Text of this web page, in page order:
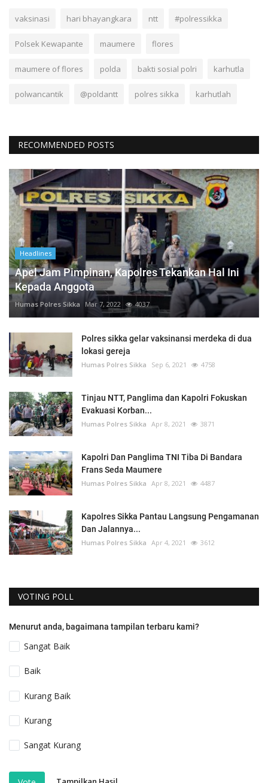
vaksinasi hari bhayangkara ntt #polressikka
Polsek Kewapante maumere flores
maumere of flores polda bakti sosial polri karhutla
polwancantik @poldantt polres sikka karhutlah
RECOMMENDED POSTS
Headlines
Apel Jam Pimpinan, Kapolres Tekankan Hal Ini
Kepada Anggota
Humas Polres Sikka Mar 7, 2022 4037
Polres sikka gelar vaksinansi merdeka di dua
lokasi gereja
Humas Polres Sikka Sep 6, 2021 4758
Tinjau NTT, Panglima dan Kapolri Fokuskan
Evakuasi Korban...
Humas Polres Sikka Apr 8, 2021 3871
Kapolri Dan Panglima TNI Tiba Di Bandara
Frans Seda Maumere
Humas Polres Sikka Apr 8, 2021 4487
Kapolres Sikka Pantau Langsung Pengamanan
Dan Jalannya...
Humas Polres Sikka Apr 4, 2021 3612
VOTING POLL
Menurut anda, bagaimana tampilan terbaru kami?
Sangat Baik
Baik
Kurang Baik
Kurang
Sangat Kurang